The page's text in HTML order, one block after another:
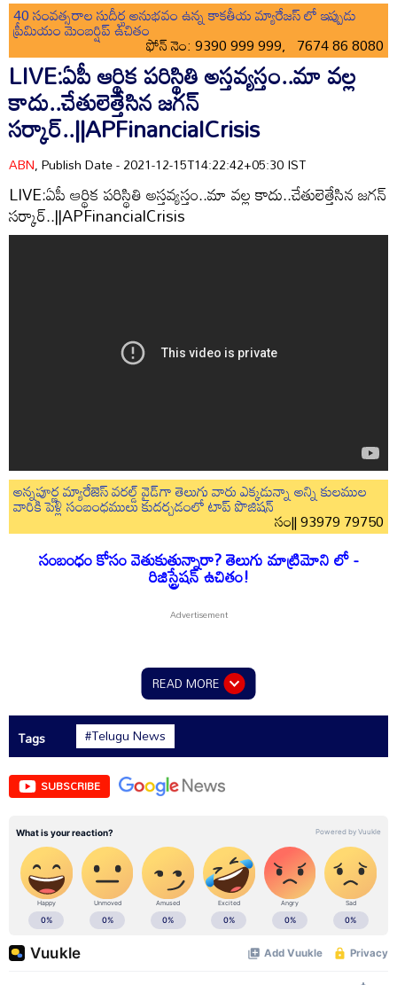
40 సంవత్సరాల సుదీర్ఘ అనుభవం ఉన్న కాకతీయ మ్యారేజస్ లో ఇప్పుడు
ప్రీమియం మెంబర్షిప్ ఉచితం
ఫోన్ నెం: 9390 999 999, 7674 86 8080
LIVE:ఏపీ ఆర్థిక పరిస్థితి అస్తవ్యస్తం..మా వల్ల
కాదు..చేతులెత్తేసిన జగన్
సర్కార్..||APFinancialCrisis
ABN, Publish Date - 2021-12-15T14:22:42+05:30 IST
LIVE:ఏపీ ఆర్థిక పరిస్థితి అస్తవ్యస్తం..మా వల్ల కాదు..చేతులెత్తేసిన జగన్
సర్కార్..||APFinancialCrisis
అన్నపూర్ణ మ్యారేజెస్ వరల్డ్ వైడ్‌గా తెలుగు వారు ఎక్కడున్నా అన్ని కులముల
వారికి పెళ్లి సంబంధములు కుదర్చడంలో టాప్ పొజిషన్
సం|| 93979 79750
సంబంధం కోసం వెతుకుతున్నారా? తెలుగు మాట్రిమోని లో -
రిజిస్ట్రేషన్ ఉచితం!
READ MORE
Tags #Telugu News
SUBSCRIBE